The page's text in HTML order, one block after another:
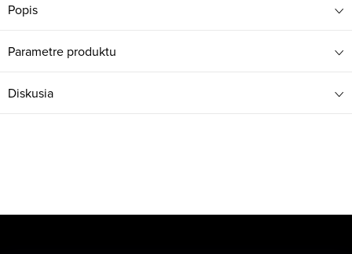
Popis
Parametre produktu
Diskusia